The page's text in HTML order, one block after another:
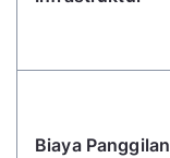
Biaya Panggilan